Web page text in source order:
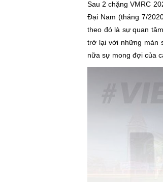
Sau 2 chặng VMRC
Đại Nam (tháng 7/
theo đó là sự quan
trở lại với những màn
nữa sự mong đợi của